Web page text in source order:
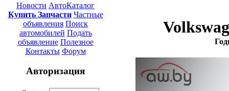
Новости АвтоКаталог
Купить Запчасти Частные
объявления Поиск
автомобилей Подать
объявление Полезное
Контакты Форум
Авторизация